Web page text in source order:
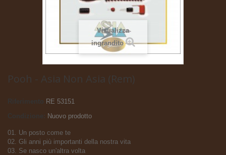
Visualizza
ingrandito
Pooh - Asia Non Asia (Rem)
Riferimento
RE 53151
Nuovo prodotto
01. Un posto come te
02. Gli anni più importanti della nostra vita
03. Se nasco un'altra volta